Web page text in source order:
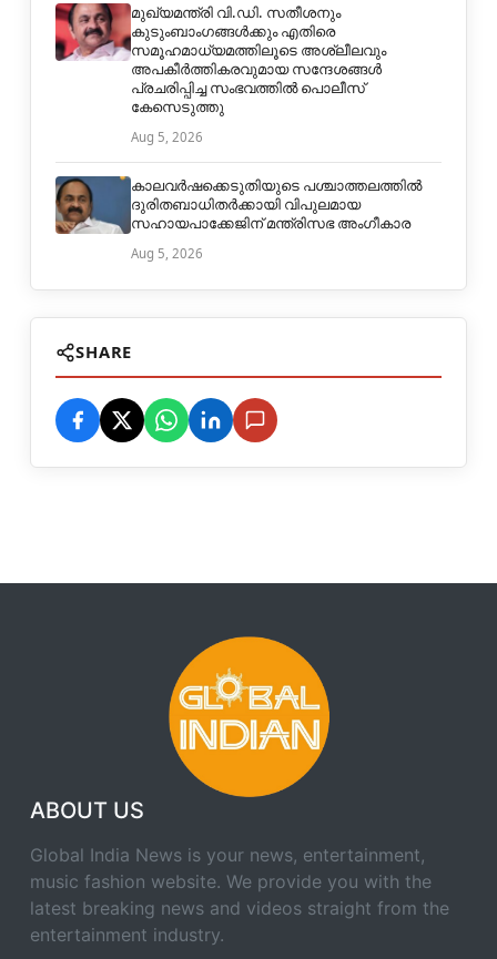
മുഖ്യമന്ത്രി വി.ഡി. സതീശനും
കുടുംബാംഗങ്ങൾക്കും എതിരെ
സമൂഹമാധ്യമത്തിലൂടെ അശ്ലീലവും
അപകീർത്തികരവുമായ സന്ദേശങ്ങൾ
പ്രചരിപ്പിച്ച സംഭവത്തിൽ പൊലീസ്
കേസെടുത്തു
Aug 5, 2026
കാലവർഷക്കെടുതിയുടെ പശ്ചാത്തലത്തിൽ
ദുരിതബാധിതർക്കായി വിപുലമായ
സഹായപാക്കേജിന് മന്ത്രിസഭ അംഗീകാര
Aug 5, 2026
SHARE
ABOUT US
Global India News is your news, entertainment,
music fashion website. We provide you with the
latest breaking news and videos straight from the
entertainment industry.